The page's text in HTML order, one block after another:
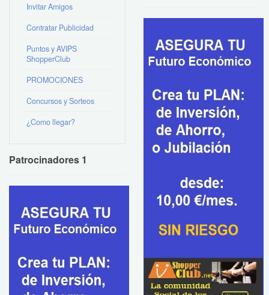
Invitar Amigos
Contratar Publicidad
Puntos y AVIPS
ShopperClub
PROMOCIONES
Concursos y Sorteos
¿Como llegar?
Patrocinadores 1